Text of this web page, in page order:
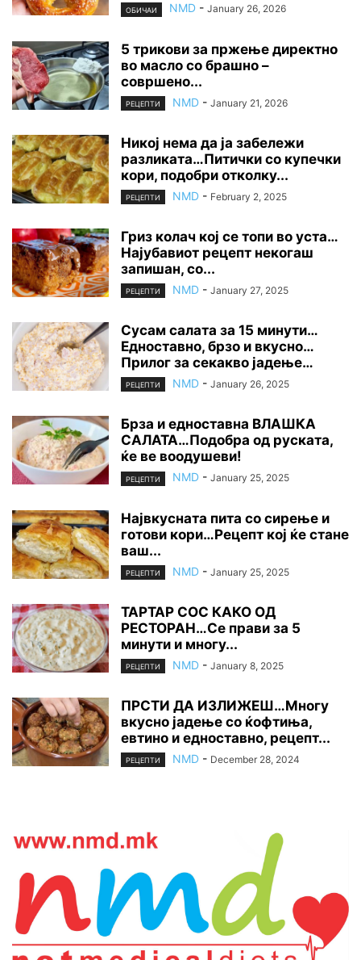
ОБИЧАИ NMD - January 26, 2026
5 трикови за пржење директно
во масло со брашно –
совршено...
РЕЦЕПТИ NMD - January 21, 2026
Никој нема да ја забележи
разликата…Питички со купечки
кори, подобри отколку...
РЕЦЕПТИ NMD - February 2, 2025
Гриз колач кој се топи во уста…
Најубавиот рецепт некогаш
запишан, со...
РЕЦЕПТИ NMD - January 27, 2025
Сусам салата за 15 минути…
Едноставно, брзо и вкусно…
Прилог за секакво јадење…
РЕЦЕПТИ NMD - January 26, 2025
Брза и едноставна ВЛАШКА
САЛАТА…Подобра од руската,
ќе ве воодушеви!
РЕЦЕПТИ NMD - January 25, 2025
Највкусната пита со сирење и
готови кори…Рецепт кој ќе стане
ваш...
РЕЦЕПТИ NMD - January 25, 2025
ТАРТАР СОС КАКО ОД
РЕСТОРАН…Се прави за 5
минути и многу...
РЕЦЕПТИ NMD - January 8, 2025
ПРСТИ ДА ИЗЛИЖЕШ…Многу
вкусно јадење со ќофтиња,
евтино и едноставно, рецепт...
РЕЦЕПТИ NMD - December 28, 2024